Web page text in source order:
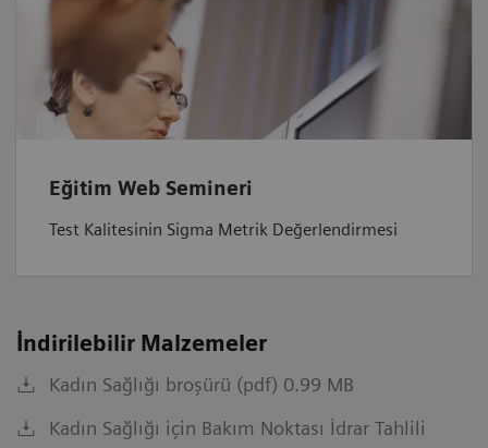
Eğitim Web Semineri
Test Kalitesinin Sigma Metrik Değerlendirmesi
İndirilebilir Malzemeler
Kadın Sağlığı broşürü (pdf) 0.99 MB
Kadın Sağlığı için Bakım Noktası İdrar Tahlili